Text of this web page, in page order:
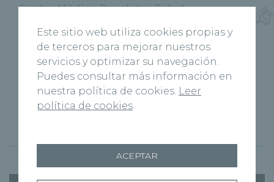
Centro Médico Recoletas Salud
Institutos
Instituto Cardiovascular Recoletas
Vídeos del Dr. García Granja
Este sitio web utiliza cookies propias y
de terceros para mejorar nuestros
servicios y optimizar su navegación.
Puedes consultar más información en
nuestra política de cookies. Leer
política de cookies
ACEPTAR